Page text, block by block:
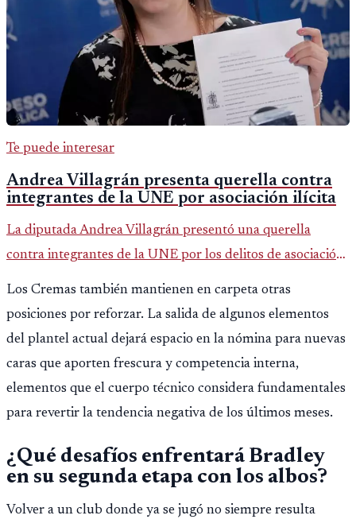
Te puede interesar
Andrea Villagrán presenta querella contra
integrantes de la UNE por asociación ilícita
La diputada Andrea Villagrán presentó una querella
contra integrantes de la UNE por los delitos de asociación
Los Cremas también mantienen en carpeta otras
posiciones por reforzar. La salida de algunos elementos
del plantel actual dejará espacio en la nómina para nuevas
caras que aporten frescura y competencia interna,
elementos que el cuerpo técnico considera fundamentales
para revertir la tendencia negativa de los últimos meses.
¿Qué desafíos enfrentará Bradley
en su segunda etapa con los albos?
Volver a un club donde ya se jugó no siempre resulta